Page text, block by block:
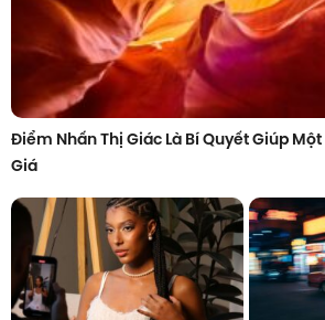
Điểm Nhấn Thị Giác Là Bí Quyết Giúp
Giá